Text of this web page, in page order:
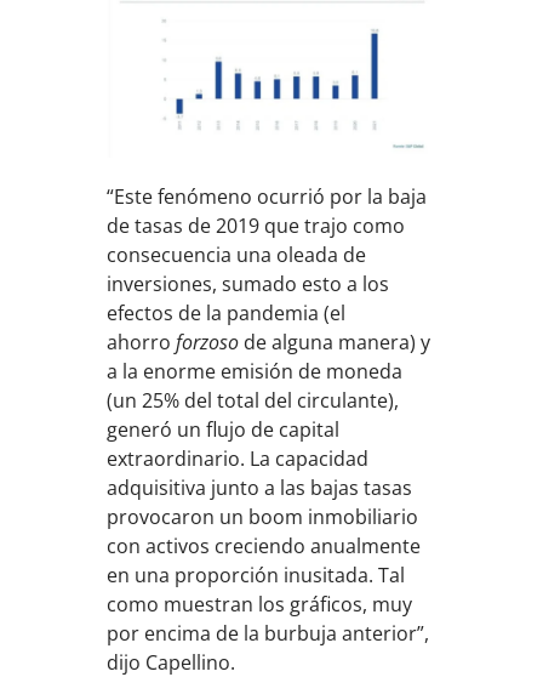
“Este fenómeno ocurrió por la baja
de tasas de 2019 que trajo como
consecuencia una oleada de
inversiones, sumado esto a los
efectos de la pandemia (el
ahorroforzoso de alguna manera) y
a la enorme emisión de moneda
(un 25% del total del circulante),
generó un flujo de capital
extraordinario. La capacidad
adquisitiva junto a las bajas tasas
provocaron un boom inmobiliario
con activos creciendo anualmente
en una proporción inusitada. Tal
como muestran los gráficos, muy
por encima de la burbuja anterior”,
dijo Capellino.